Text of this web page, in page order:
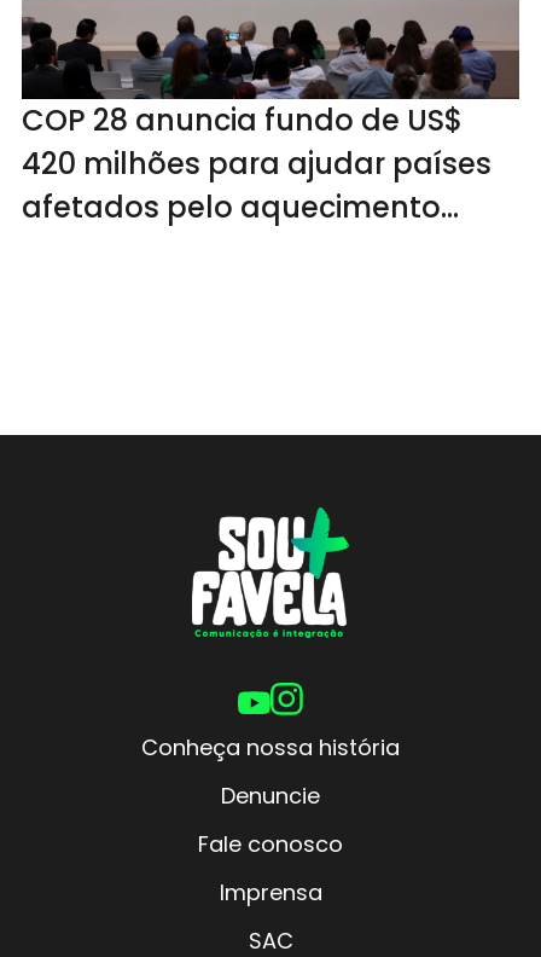
COP 28 anuncia fundo de US$
420 milhões para ajudar países
afetados pelo aquecimento
Conheça nossa história
Denuncie
Fale conosco
Imprensa
SAC